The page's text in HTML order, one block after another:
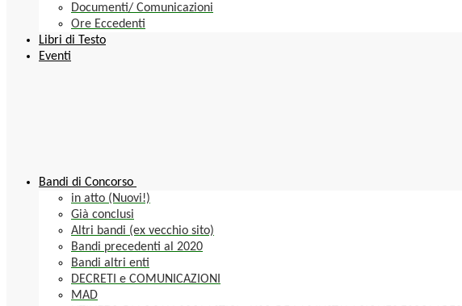
Documenti/ Comunicazioni
Ore Eccedenti
Libri di Testo
Eventi
Bandi di Concorso
in atto (Nuovi!)
Già conclusi
Altri bandi (ex vecchio sito)
Bandi precedenti al 2020
Bandi altri enti
DECRETI e COMUNICAZIONI
MAD